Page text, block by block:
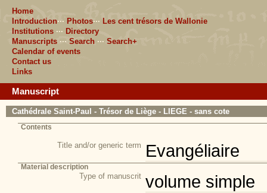
Home
Introduction··· Photos··· Les cent trésors de Wallonie
Institutions ··· Directory
Manuscripts ··· Search ··· Search+
Calendar of events
Contact us
Links
Manuscript
Cathédrale Saint-Paul - Trésor de Liège - LIEGE - sans cote
Contents
Title and/or generic term Evangéliaire
Material description
Type of manuscrit volume simple